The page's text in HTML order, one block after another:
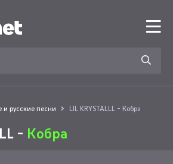
и русские песни LIL KRYSTALLL - Кобра
- Кобра